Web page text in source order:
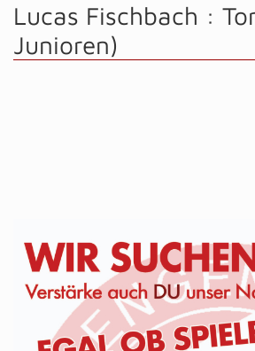
Lucas Fischbach :
Junioren)